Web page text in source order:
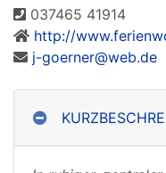
037465 41914
http://
j-goerner@web.de